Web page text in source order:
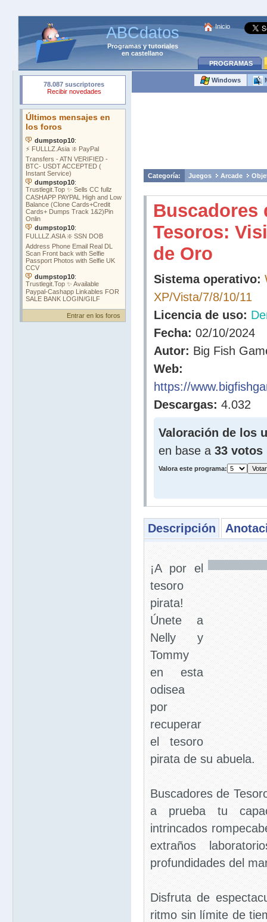
ABCdatos
Programasytutoriales
en castellano
Inicio
PROGRAMAS
Entrar en los foros
Windows
Categoría: Juegos Arcade
Buscadores
Tesoros:
de Oro
Sistema operativo:
XP/Vista/7/8/10/11
Licencia de uso:
Fecha: 02/10/2024
Autor: Big Fish
Web:
https://
Descargas: 4.032
Valoración de los
en base a 33 votos
Valora este programa:
Descripción
¡A por el
tesoro
pirata!
Únete a
Nelly y
Tommy
en esta
odisea
por
recuperar
el tesoro
pirata de su abuela.
Buscadores de
a prueba tu
intrincados
extraños
profundidades del
Disfruta de
ritmo sin límite de